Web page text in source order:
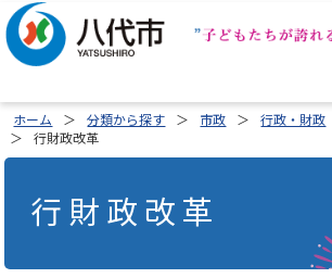
ホーム 分類から探す 市政 行政・財政
行財政改革
行財政改革